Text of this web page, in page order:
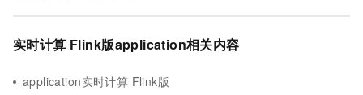
实时计算 Flink版application相关内容
application实时计算 Flink版